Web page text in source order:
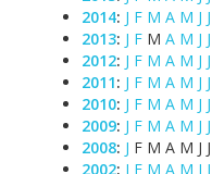
2014: J F M A M J J
2013: J F M A M J J
2012: J F M A M J J
2011: J F M A M J J
2010: J F M A M J J
2009: J F M A M J J
2008: J F M A M J J
2002: J F M A M J J